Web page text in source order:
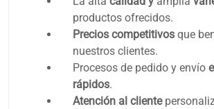
productos ofrecidos.
Precios competitivos que
nuestros clientes.
Procesos de pedido y envío
rápidos.
Atención al cliente